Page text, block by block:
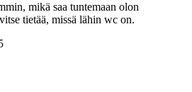
mikä saa tuntemaan olon
tietää, missä lähin wc on.